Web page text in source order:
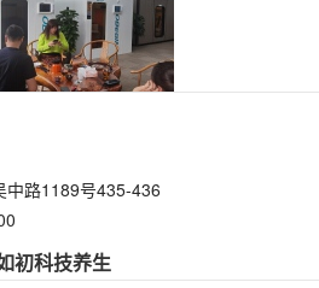
中路1189号435-436
初科技养生